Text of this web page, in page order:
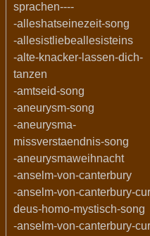
sprachen----
-alleshatseinezeit-song
-allesistliebeallesisteins
-alte-knacker-lassen-dich-
tanzen
-amtseid-song
-aneurysm-song
-aneurysma-
missverstaendnis-song
-aneurysmaweihnacht
-anselm-von-canterbury
-anselm-von-canterbury-
deus-homo-mystisch-song
-anselm-von-canterbury-